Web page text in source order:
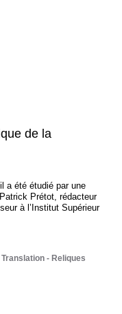
de la
a été étudié par une
Prétot, rédacteur
à l’Institut Supérieur
Translation Reliques